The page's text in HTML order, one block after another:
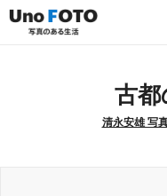
古都
清永安雄 写